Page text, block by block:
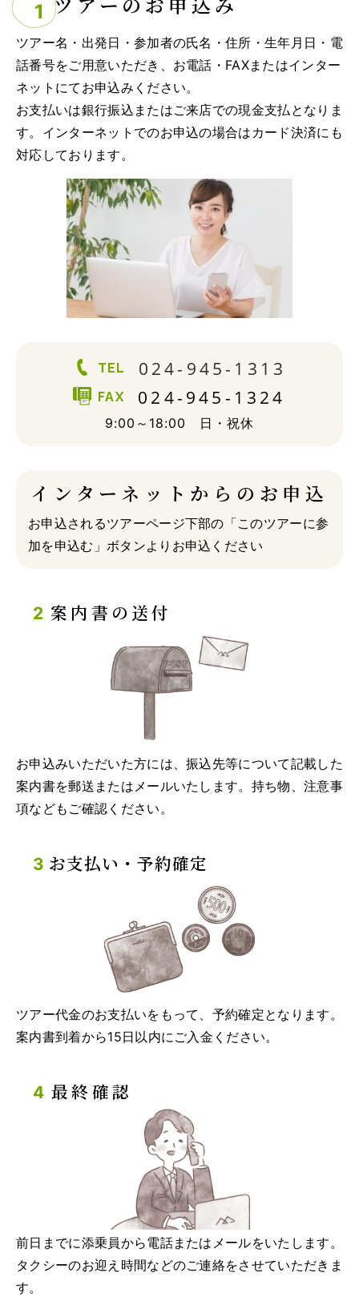
ツアー名・出発日・参加者の氏名・住所・生年月日・電
話番号をご用意いただき、お電話・FAXまたはインター
ネットにてお申込みください。
お支払いは銀行振込またはご来店での現金支払となりま
す。インターネットでのお申込の場合はカード決済にも
対応しております。
TEL 024-945-1313
FAX 024-945-1324
9:00～18:00 日・祝休
インターネットからのお申込
お申込されるツアーページ下部の「このツアーに参
加を申込む」ボタンよりお申込ください
案内書の送付
お申込みいただいた方には、振込先等について記載した
案内書を郵送またはメールいたします。持ち物、注意事
項などもご確認ください。
お支払い・予約確定
ツアー代金のお支払いをもって、予約確定となります。
案内書到着から15日以内にご入金ください。
最終確認
前日までに添乗員から電話またはメールをいたします。
タクシーのお迎え時間などのご連絡をさせていただきま
す。